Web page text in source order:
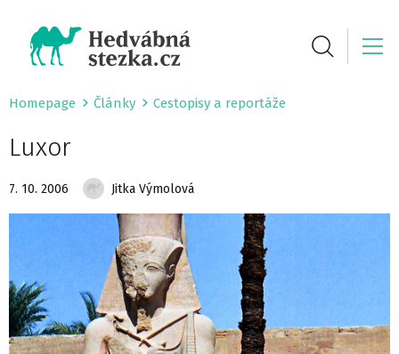
Homepage Články Cestopisy a reportáže
Luxor
7. 10. 2006 Jitka Výmolová